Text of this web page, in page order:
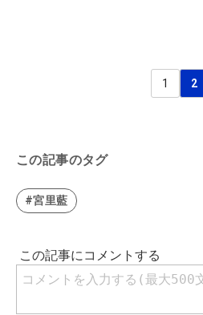
1 2
この記事のタグ
#宮里藍